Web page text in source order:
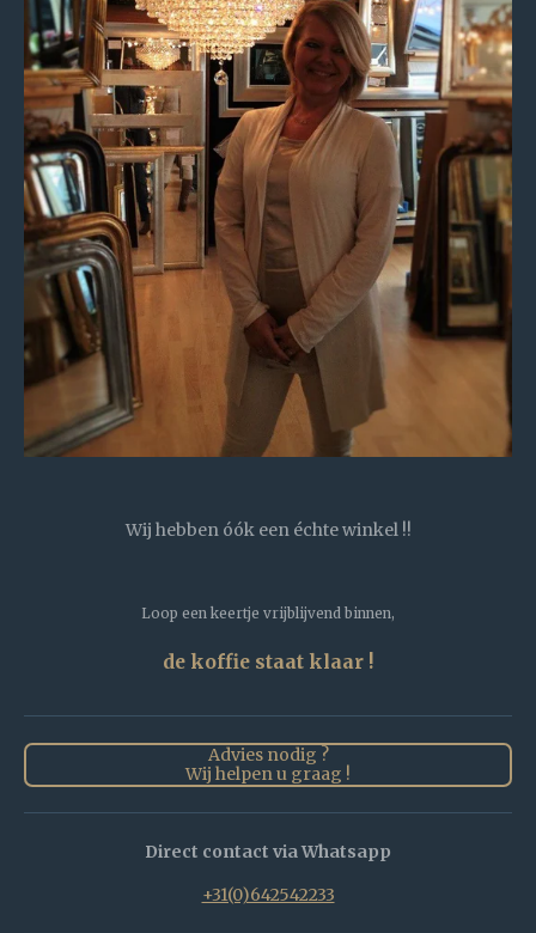
Wij hebben óók een échte winkel !!
Loop een keertje vrijblijvend binnen,
de koffie staat klaar !
Advies nodig ?
Wij helpen u graag !
Direct contact via Whatsapp
+31(0)642542233